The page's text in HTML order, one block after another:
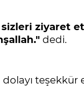
ziyaret
dedi.
teşekkür